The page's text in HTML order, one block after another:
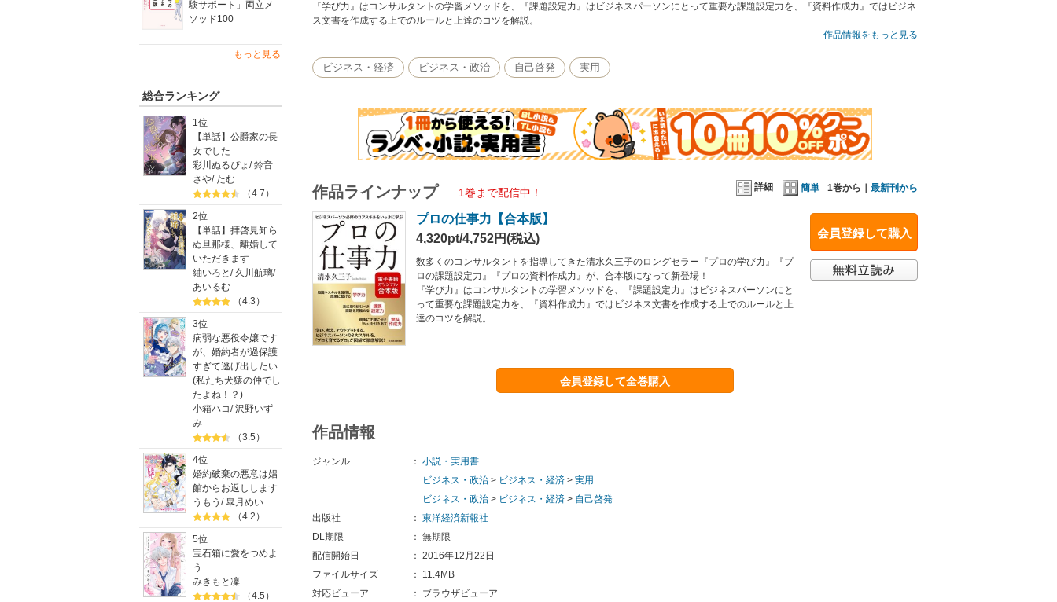
験サポート」両立メ
ソッド100
もっと見る
総合ランキング
1位
【単話】公爵家の長
女でした
彩川ぬるぴょ /鈴音
さや/たむ
（4.7）
2位
【単話】拝啓見知ら
ぬ旦那様、離婚して
いただきます
紬いろと / 久川航璃/
あいるむ
（4.3）
3位
病弱な悪役令嬢です
が、婚約者が過保護
すぎて逃げ出したい
(私たち犬猿の仲でし
たよね！？)
小箱ハコ/沢野いず
み
（3.5）
4位
婚約破棄の悪意は娼
館からお返しします
うもう /皐月めい
（4.2）
5位
宝石箱に愛をつめよ
う
みきもと凜
（4.5）
『学び力』はコンサルタントの学習メソッドを、『課題設定力』はビジネスパーソンにとって重要な課題設定力を、『資料作成力』ではビジネ
ス文書を作成する上でのルールと上達のコツを解説。
作品情報をもっと見る
ビジネス・経済 ビジネス・政治 自己啓発 実用
詳細 簡単 1巻から｜ 最新刊から
作品ラインナップ 1巻まで配信中！
会員登録して購入
プロの仕事力【合本版】
4,320pt/4,752円(税込)
数多くのコンサルタントを指導してきた清水久三子のロングセラー『プロの学び力』『プ
ロの課題設定力』『プロの資料作成力』が、合本版になって新登場！
『学び力』はコンサルタントの学習メソッドを、『課題設定力』はビジネスパーソンにと
って重要な課題設定力を、『資料作成力』ではビジネス文書を作成する上でのルールと上
達のコツを解説。
会員登録して全巻購入
作品情報
ジャンル ： 小説・実用書
ビジネス・政治 > ビジネス・経済 > 実用
ビジネス・政治 > ビジネス・経済 > 自己啓発
出版社
： 東洋経済新報社
DL期限
： 無期限
配信開始日
： 2016年12月22日
ファイルサイズ
：
11.4MB
対応ビューア
： ブラウザビューア